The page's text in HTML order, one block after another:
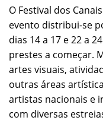
O Festival dos
evento distribui-se
dias 14 a 17 e 22 a
prestes a começar.
artes visuais,
outras áreas
artistas nacionais e
com diversas